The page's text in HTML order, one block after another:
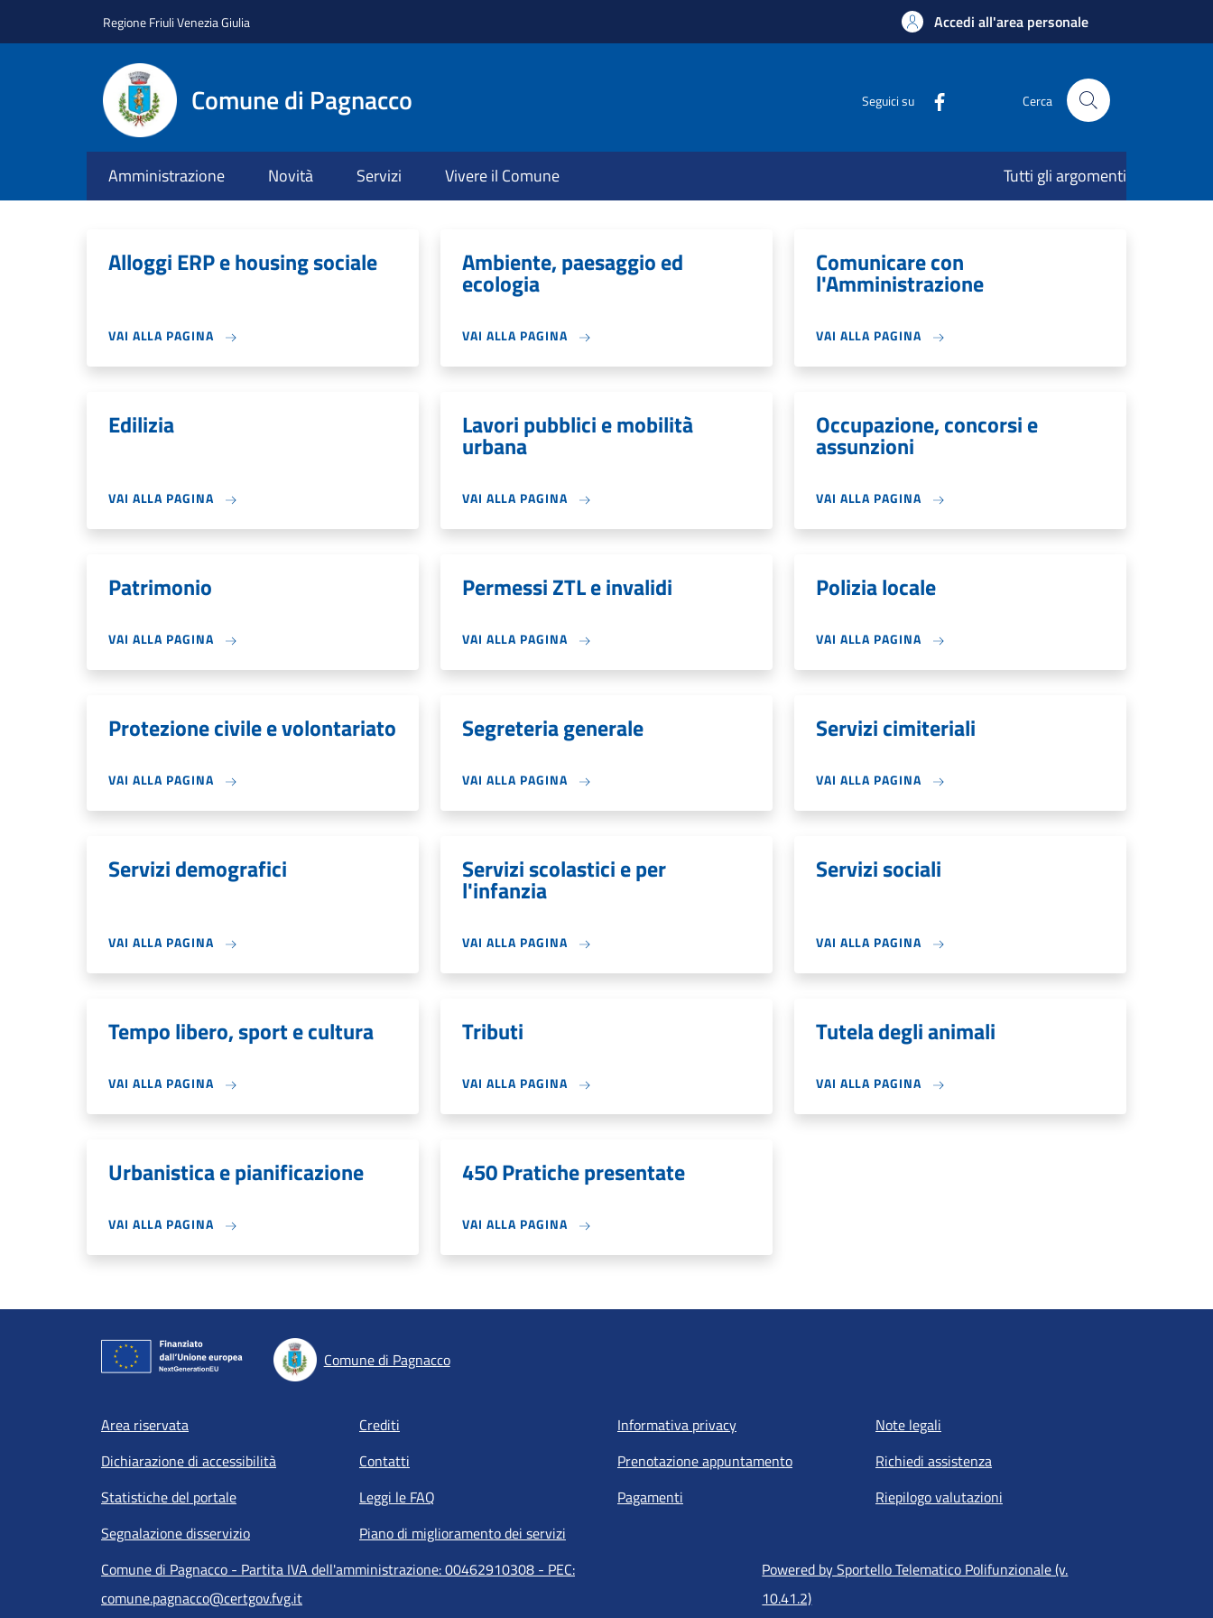
Regione Friuli Venezia Giulia Accedi all'area personale
Comune di Pagnacco Seguici su Cerca
Amministrazione Novità Servizi Vivere il Comune Tutti gli argomenti
Alloggi ERP e housing sociale
VAI ALLA PAGINA
Ambiente, paesaggio ed
ecologia
VAI ALLA PAGINA
Comunicare con
l'Amministrazione
VAI ALLA PAGINA
Edilizia
VAI ALLA PAGINA
Lavori pubblici e mobilità
urbana
VAI ALLA PAGINA
Occupazione, concorsi e
assunzioni
VAI ALLA PAGINA
Patrimonio
VAI ALLA PAGINA
Permessi ZTL e invalidi
VAI ALLA PAGINA
Polizia locale
VAI ALLA PAGINA
Protezione civile e volontariato
VAI ALLA PAGINA
Segreteria generale
VAI ALLA PAGINA
Servizi cimiteriali
VAI ALLA PAGINA
Servizi demografici
VAI ALLA PAGINA
Servizi scolastici e per
l'infanzia
VAI ALLA PAGINA
Servizi sociali
VAI ALLA PAGINA
Tempo libero, sport e cultura
VAI ALLA PAGINA
Tributi
VAI ALLA PAGINA
Tutela degli animali
VAI ALLA PAGINA
Urbanistica e pianificazione
VAI ALLA PAGINA
450 Pratiche presentate
VAI ALLA PAGINA
Comune di Pagnacco
Footer menu
Area riservata Crediti Informativa privacy
Note legali
Dichiarazione di accessibilità
Contatti Prenotazione appuntamento
Richiedi assistenza
Statistiche del portale
Leggi le FAQ Pagamenti
Riepilogo valutazioni
Segnalazione disservizio
Piano di miglioramento dei servizi
Comune di Pagnacco - Partita IVA dell'amministrazione: 00462910308 - PEC:
comune.pagnacco@certgov.fvg.it
Powered by Sportello Telematico Polifunzionale (v.
10.41.2)